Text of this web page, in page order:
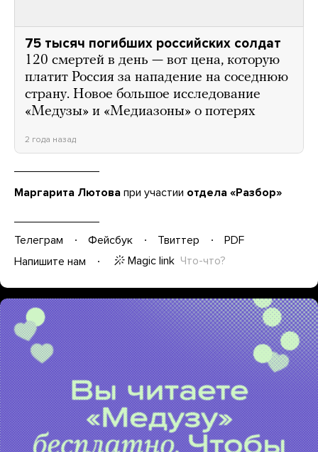
75 тысяч погибших российских солдат
120 смертей в день — вот цена, которую
платит Россия за нападение на соседнюю
страну. Новое большое исследование
«Медузы» и «Медиазоны» о потерях
2 года назад
Маргарита Лютова при участии отдела «Разбор»
Телеграм Фейсбук Твиттер
PDF
Напишите нам
Magic link Что-что?